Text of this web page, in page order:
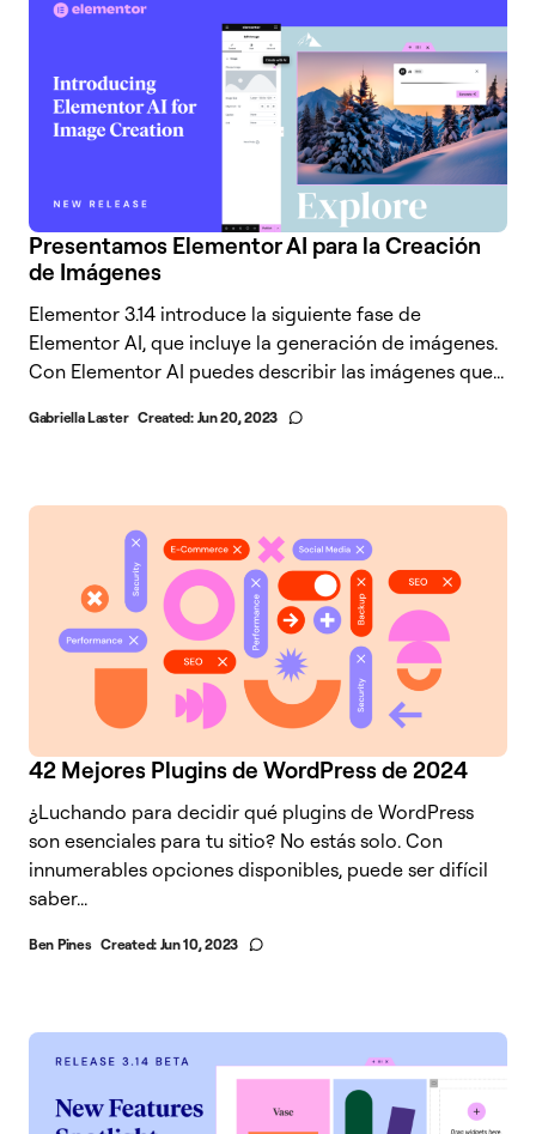
Presentamos Elementor AI para la Creación
de Imágenes
Elementor 3.14 introduce la siguiente fase de
Elementor AI, que incluye la generación de imágenes.
Con Elementor AI puedes describir las imágenes que...
Gabriella Laster Created: Jun 20, 2023
42 Mejores Plugins de WordPress de 2024
¿Luchando para decidir qué plugins de WordPress
son esenciales para tu sitio? No estás solo. Con
innumerables opciones disponibles, puede ser difícil
saber...
Ben Pines Created: Jun 10, 2023